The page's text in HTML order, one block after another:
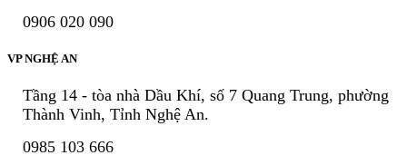
0906 020 090
VP NGHỆ AN
Tầng 14 - tòa nhà Dầu Khí, số 7 Quang Trung, phường
Thành Vinh, Tỉnh Nghệ An.
0985 103 666